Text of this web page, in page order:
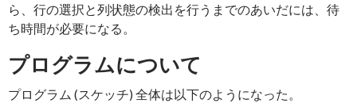
ら、行の選択と列状態の検出を行うまでのあいだには、待
ち時間が必要になる。
プログラムについて
プログラム (スケッチ) 全体は以下のようになった。